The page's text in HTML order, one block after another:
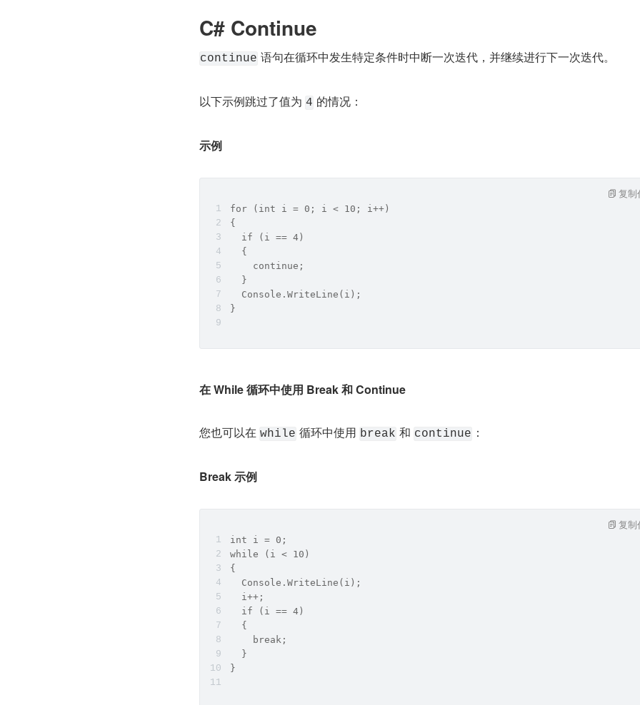
C# Continue
continue 语句在循环中发生特定条件时中断一次迭代，并继续进行下一次迭代。
以下示例跳过了值为 4 的情况：
示例
for (int i = 0; i < 10; i++)
{
  if (i == 4)
  {
    continue;
  }
  Console.WriteLine(i);
}
复制
在 While 循环中使用 Break 和 Continue
您也可以在 while 循环中使用 break 和 continue ：
Break 示例
int i = 0;
while (i < 10)
{
  Console.WriteLine(i);
  i++;
  if (i == 4)
  {
    break;
  }
}
复制